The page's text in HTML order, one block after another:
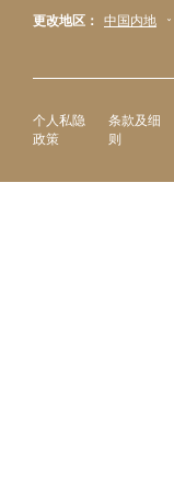
更改地区： 中国内地
个人私隐
政策
条款及细
则